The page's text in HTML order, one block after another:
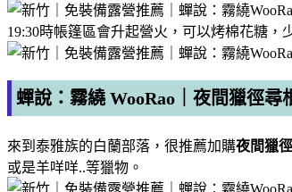
19:30時帳篷區會升起營火，可以烤棉花糖，
蟬說：霧繞 WooRao｜夜間獵徑尋
來到泰雅族的白蘭部落，很推薦加購夜間獵
或是羊咩咩..等獵物。